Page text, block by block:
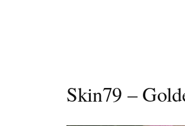
Skin79 –